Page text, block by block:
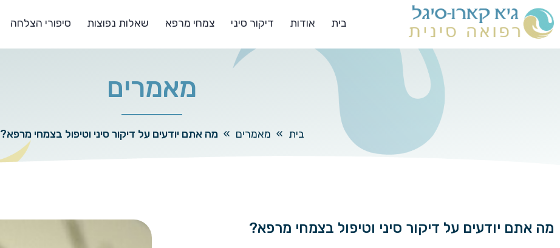
בית אודות דיקור סיני צמחי מרפא שאלות נפוצות סיפורי הצלחה
מאמרים
בית » מאמרים » מה אתם יודעים על דיקור סיני וטיפול בצמחי מרפא?
מה אתם יודעים על דיקור סיני וטיפול בצמחי מרפא?